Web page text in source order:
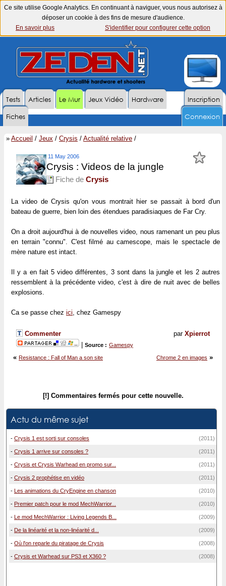
Ce site utilise Google Analytics. En continuant à naviguer, vous nous autorisez à
déposer un cookie à des fins de mesure d'audience.
En savoir plus
S'identifier pour configurer cette option
Inscription
Tests Articles Le Mur Jeux Vidéo
Hardware
Fiches
Connexion
» Accueil / Jeux / Crysis / Actualité relative /
11 May 2006
Crysis : Videos de la jungle
Fiche de Crysis
La video de Crysis qu'on vous montrait hier se passait à bord d'un
bateau de guerre, bien loin des étendues paradisiaques de Far Cry.
On a droit aujourd'hui à de nouvelles video, nous ramenant un peu plus
en terrain "connu". C'est filmé au camescope, mais le spectacle de
mère nature est intact.
Il y a en fait 5 video différentes, 3 sont dans la jungle et les 2 autres
ressemblent à la précédente video, c'est à dire de nuit avec de belles
explosions.
Ca se passe chez ici, chez Gamespy
par Xpierrot
Commenter
Source : Gamespy
Chrome 2 en images »
« Resistance : Fall of Man a son site
[!] Commentaires fermés pour cette nouvelle.
Actu du même sujet
- Crysis 1 est sorti sur consoles (2011)
- Crysis 1 arrive sur consoles ? (2011)
- Crysis et Crysis Warhead en promo sur... (2011)
- Crysis 2 prophétise en vidéo (2011)
- Les animations du CryEngine en chanson (2010)
- Premier patch pour le mod MechWarrior... (2010)
- Le mod MechWarrior : Living Legends B... (2009)
- De la linéarité et la non-linéarité d... (2009)
- Où l'on reparle du piratage de Crysis (2008)
- Crysis et Warhead sur PS3 et X360 ? (2008)